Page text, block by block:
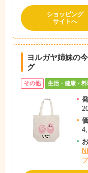
ショッピング
サイトへ
ヨルガヤ姉妹の
グ
その他 生活・健康・料